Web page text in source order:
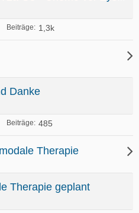
Beiträge 1,3k
Beiträge 485
Danke
Therapie
Therapie geplant